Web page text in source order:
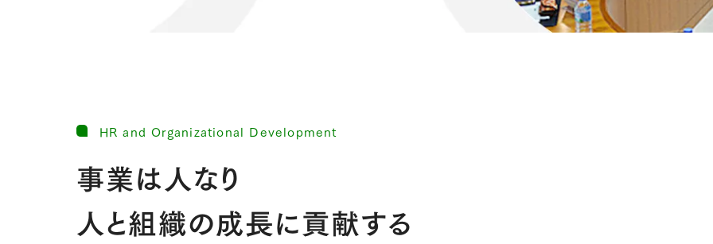
HR and Organizational Development
事業は人なり
人と組織の成長に貢献する